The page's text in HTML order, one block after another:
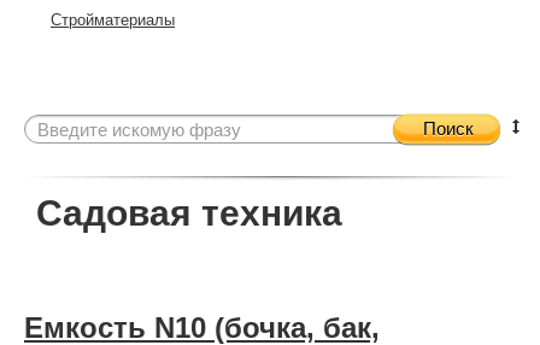
Стройматериалы
Поиск
Садовая техника
Емкость N10 (бочка, бак,